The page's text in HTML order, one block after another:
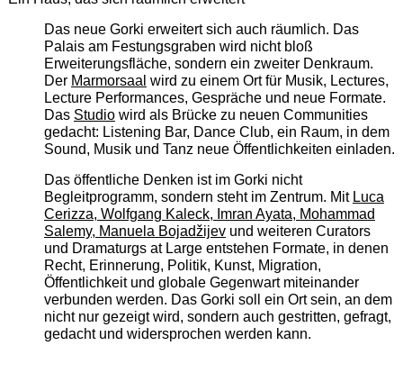
Das neue Gorki erweitert sich auch räumlich. Das
Palais am Festungsgraben wird nicht bloß
Erweiterungsfläche, sondern ein zweiter Denkraum.
Der Marmorsaal wird zu einem Ort für Musik, Lectures,
Lecture Performances, Gespräche und neue Formate.
Das Studiowird als Brücke zu neuen Communities
gedacht: Listening Bar, Dance Club, ein Raum, in dem
Sound, Musik und Tanz neue Öffentlichkeiten einladen.
Das öffentliche Denken ist im Gorki nicht
Begleitprogramm, sondern steht im Zentrum. Mit Luca
Cerizza, Wolfgang Kaleck, Imran Ayata, Mohammad
Salemy, Manuela Bojadžijevund weiteren Curators
und Dramaturgs at Large entstehen Formate, in denen
Recht, Erinnerung, Politik, Kunst, Migration,
Öffentlichkeit und globale Gegenwart miteinander
verbunden werden. Das Gorki soll ein Ort sein, an dem
nicht nur gezeigt wird, sondern auch gestritten, gefragt,
gedacht und widersprochen werden kann.